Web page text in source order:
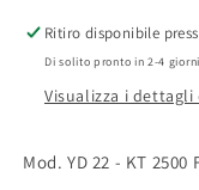
Ritiro disponibile
Di solito pronto in 2-4 giorni
Visualizza i dettagli
Mod. YD 22 - KT